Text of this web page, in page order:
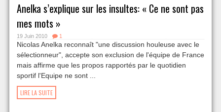
Anelka s’explique sur les insultes: « Ce ne sont pas
mes mots »
19 Juin 2010 1
Nicolas Anelka reconnaît "une discussion houleuse avec le
sélectionneur", accepte son exclusion de l'équipe de France
mais affirme que les propos rapportés par le quotidien
sportif l'Equipe ne sont ...
LIRE LA SUITE